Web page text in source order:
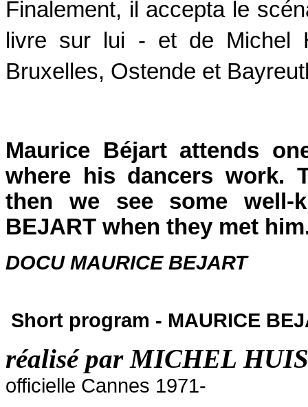
Finalement, il accepta le
livre sur lui - et de Michel
Bruxelles, Ostende et
Maurice Béjart attends
where his dancers work.
then we see some well-
BEJART when they met
DOCU MAURICE
Short program - MAURICE
réalisé par MICHEL
officielle Cannes 1971-